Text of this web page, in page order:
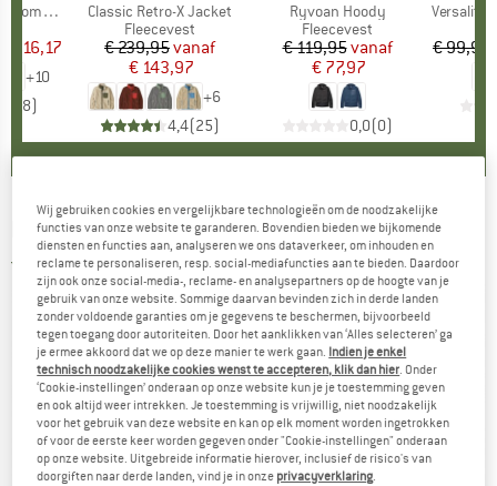
Sleeve
prijs
€ 16,17
+10
8)
Artikel
Classic Retro-X Jacket
Productgroep
Fleecevest
Prijs
€ 239,95Verlaagde prijs
vanaf
€ 143,97
+6
4,4(25)
Artikel
Ryvoan Hoody
Productgroep
Fleecevest
Prijs
€ 119,95Verlaagde prijs
vanaf
€ 77,97
0,0(0)
Artikel
Versalite
€ 99,95
MARMOT - Aros Fleece Jacket - Fleecevest
4,0(1)
Wij gebruiken cookies en vergelijkbare technologieën om de noodzakelijke
functies van onze website te garanderen. Bovendien bieden we bijkomende
diensten en functies aan, analyseren we ons dataverkeer, om inhouden en
reclame te personaliseren, resp. social-mediafuncties aan te bieden. Daardoor
zijn ook onze social-media-, reclame- en analysepartners op de hoogte van je
gebruik van onze website. Sommige daarvan bevinden zich in derde landen
zonder voldoende garanties om je gegevens te beschermen, bijvoorbeeld
tegen toegang door autoriteiten. Door het aanklikken van ‘Alles selecteren’ ga
je ermee akkoord dat we op deze manier te werk gaan. Indien je enkel
technisch noodzakelijke cookies wenst te accepteren, klik dan hier. Onder
‘Cookie-instellingen’ onderaan op onze website kun je je toestemming geven
en ook altijd weer intrekken. Je toestemming is vrijwillig, niet noodzakelijk
voor het gebruik van deze website en kan op elk moment worden ingetrokken
of voor de eerste keer worden gegeven onder "Cookie-instellingen" onderaan
op onze website. Uitgebreide informatie hierover, inclusief de risico's van
doorgiften naar derde landen, vind je in onze privacyverklaring.